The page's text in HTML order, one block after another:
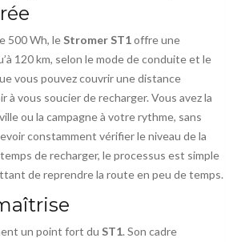
500 Wh, le Stromer ST1offre une
120 km, selon le mode de conduite et le
vous pouvez couvrir une distance
à vous soucier de recharger. Vous avez la
ou la campagne à votre rythme, sans
constamment vérifier le niveau de la
de recharger, le processus est simple
de reprendre la route en peu de temps.
un point fort du ST1. Son cadre